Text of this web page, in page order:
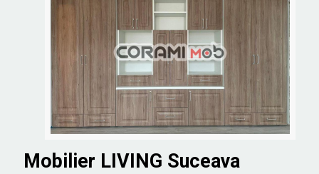
Mobilier LIVING Suceava